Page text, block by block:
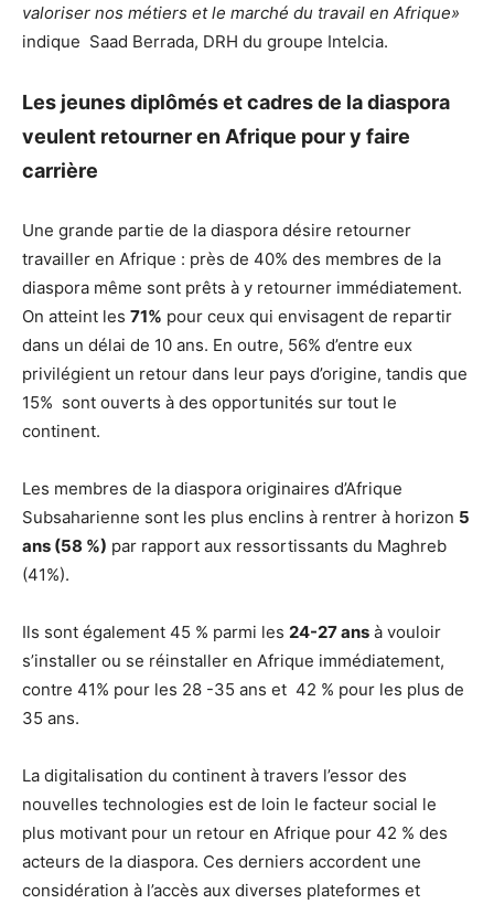
valoriser nos métiers et le marché du travail en Afrique»
indique Saad Berrada, DRH du groupe Intelcia.
Les jeunes diplômés et cadres de la diaspora
veulent retourner en Afrique pour y faire
carrière
Une grande partie de la diaspora désire retourner
travailler en Afrique : près de 40% des membres de la
diaspora même sont prêts à y retourner immédiatement.
On atteint les 71% pour ceux qui envisagent de repartir
dans un délai de 10 ans. En outre, 56% d’entre eux
privilégient un retour dans leur pays d’origine, tandis que
15% sont ouverts à des opportunités sur tout le
continent.
Les membres de la diaspora originaires d’Afrique
Subsaharienne sont les plus enclins à rentrer à horizon 5
ans (58 %) par rapport aux ressortissants du Maghreb
(41%).
Ils sont également 45 % parmi les 24-27 ans à vouloir
s’installer ou se réinstaller en Afrique immédiatement,
contre 41% pour les 28 -35 ans et 42 % pour les plus de
35 ans.
La digitalisation du continent à travers l’essor des
nouvelles technologies est de loin le facteur social le
plus motivant pour un retour en Afrique pour 42 % des
acteurs de la diaspora. Ces derniers accordent une
considération à l’accès aux diverses plateformes et